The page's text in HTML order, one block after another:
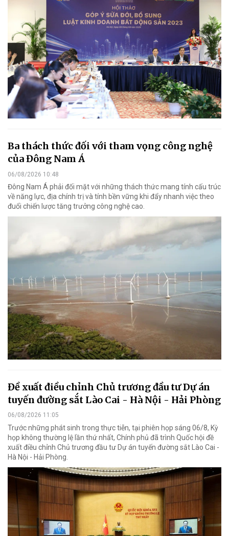
Ba thách thức đối với tham vọng công nghệ
của Đông Nam Á
06/08/2026 10:48
Đông Nam Á phải đối mặt với những thách thức mang tính cấu trúc
về năng lực, địa chính trị và tính bền vững khi đẩy nhanh việc theo
đuổi chiến lược tăng trưởng công nghệ cao.
Đề xuất điều chỉnh Chủ trương đầu tư Dự án
tuyến đường sắt Lào Cai - Hà Nội - Hải Phòng
06/08/2026 11:05
Trước những phát sinh trong thực tiễn, tại phiên họp sáng 06/8, Kỳ
họp không thường lệ lần thứ nhất, Chính phủ đã trình Quốc hội đề
xuất điều chỉnh Chủ trương đầu tư Dự án tuyến đường sắt Lào Cai -
Hà Nội - Hải Phòng.